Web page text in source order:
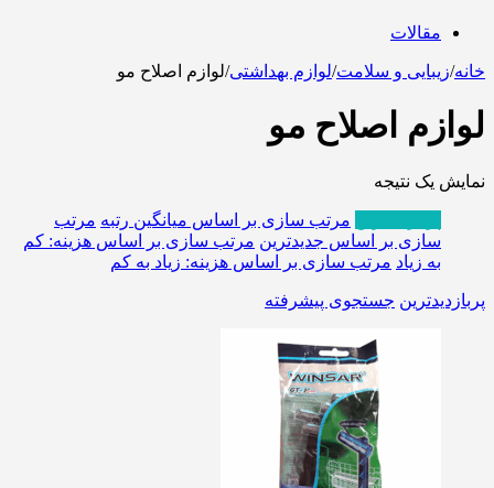
مقالات
خانه/زیبایی و سلامت/لوازم بهداشتی/لوازم اصلاح مو
لوازم اصلاح مو
نمایش یک نتیجه
مرتب سازی بر اساس میانگین رتبه مرتب
سازی بر اساس جدیدترین مرتب سازی بر اساس هزینه: کم
به زیاد مرتب سازی بر اساس هزینه: زیاد به کم
پربازدیدترین جستجوی پیشرفته